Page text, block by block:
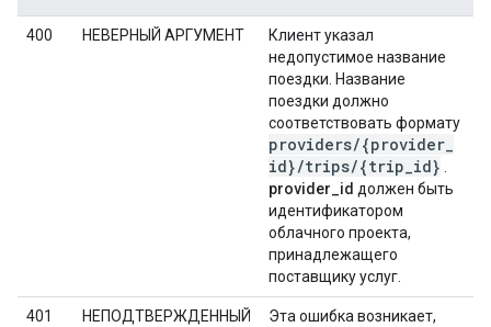
400 НЕВЕРНЫЙ АРГУМЕНТ
Клиент указал
недопустимое название
поездки. Название
поездки должно
соответствовать формату
providers/{provider
id}/trips/{trip id}
provider_id должен быть
идентификатором
облачного проекта,
принадлежащего
поставщику услуг.
401 НЕПОДТВЕРЖДЕННЫЙ Эта ошибка возникает,